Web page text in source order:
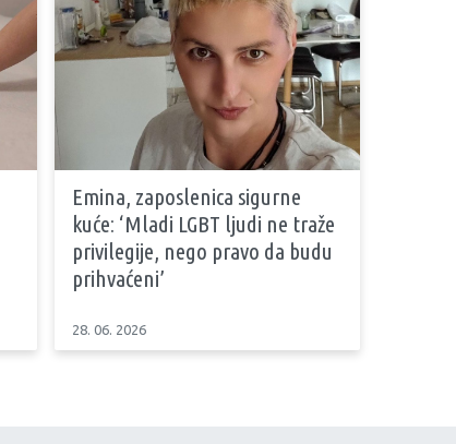
Emina, zaposlenica sigurne
kuće: ‘Mladi LGBT ljudi ne traže
privilegije, nego pravo da budu
prihvaćeni’
28. 06. 2026